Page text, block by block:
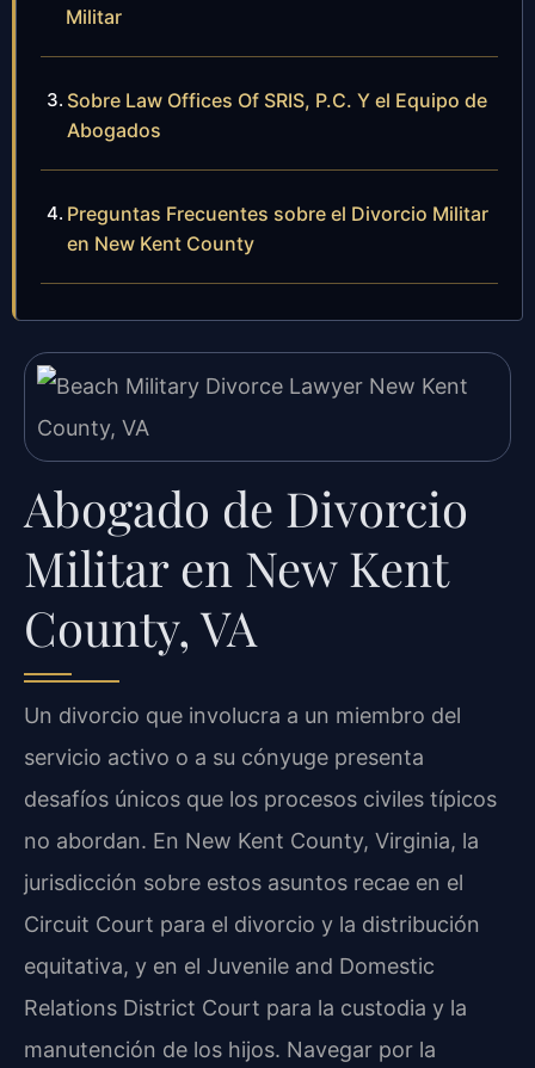
Militar
Sobre Law Offices Of SRIS, P.C. Y el Equipo de
Abogados
Preguntas Frecuentes sobre el Divorcio Militar
en New Kent County
Abogado de Divorcio
Militar en New Kent
County, VA
Un divorcio que involucra a un miembro del
servicio activo o a su cónyuge presenta
desafíos únicos que los procesos civiles típicos
no abordan. En New Kent County, Virginia, la
jurisdicción sobre estos asuntos recae en el
Circuit Court para el divorcio y la distribución
equitativa, y en el Juvenile and Domestic
Relations District Court para la custodia y la
manutención de los hijos. Navegar por la